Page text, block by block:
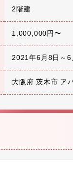
2階建
1,000,000円〜
2021年6月8日～
大阪府 茨木市 ア